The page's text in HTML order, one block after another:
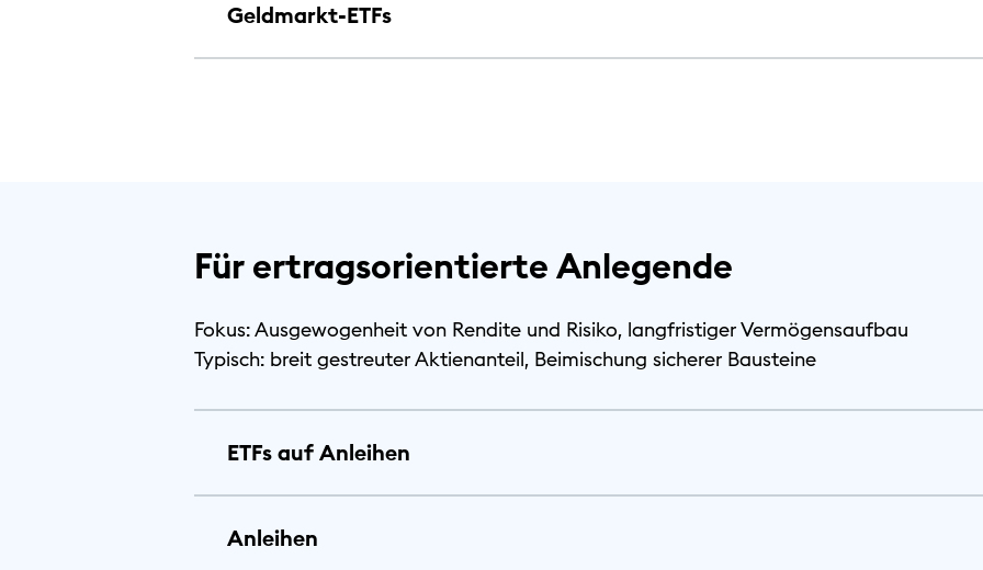
Geldmarkt-ETFs
Für ertragsorientierte Anlegende
Fokus: Ausgewogenheit von Rendite und Risiko, langfristiger Vermögensaufbau
Typisch: breit gestreuter Aktienanteil, Beimischung sicherer Bausteine
ETFs auf Anleihen
Anleihen